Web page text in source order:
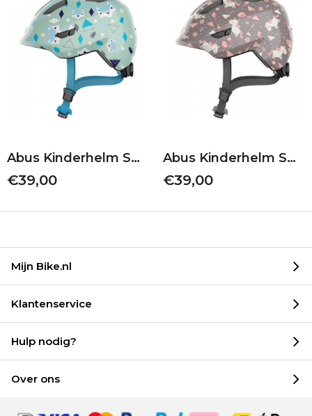
Abus Kinderhelm Smiley 3.0 | Green Nordic | S 45-50
€39,00
Abus Kinderhelm Smiley 3.0 | Grey Horse | M 50-55
€39,00
Mijn Bike.nl
Klantenservice
Hulp nodig?
Over ons